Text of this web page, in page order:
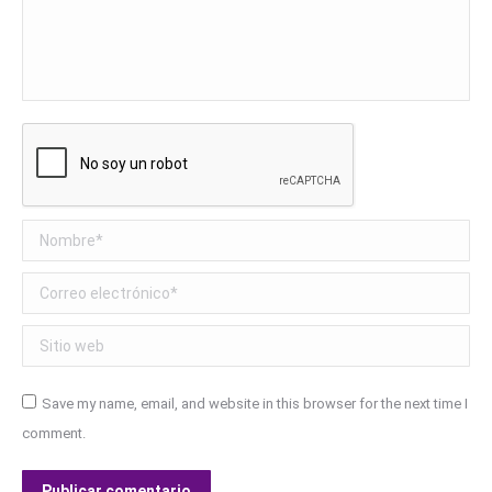
Nombre *
Correo electrónico *
Sitio web
Save my name, email, and website in this browser for the next time I
comment.